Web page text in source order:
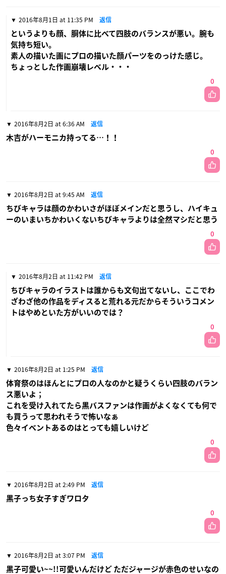
2016年8月1日 at 11:35 PM 返信
というよりも顔、胴体に比べて四肢のバランスが悪い。腕も
気持ち短い。
素人の描いた画にプロの描いた顔パーツをのっけた感じ。
ちょっとした作画崩壊レベル・・・
0
2016年8月2日 at 6:36 AM 返信
木吉がハーモニカ持ってる…！！
0
2016年8月2日 at 9:45 AM 返信
ちびキャラは顔のかわいさがほぼメインだと思うし、ハイキュ
ーのいまいちかわいくないちびキャラよりは全然マシだと思う
0
2016年8月2日 at 11:42 PM 返信
ちびキャラのイラストは誰からも文句出てないし、ここでわ
ざわざ他の作品をディスると荒れる元だからそういうコメン
トはやめといた方がいいのでは？
0
2016年8月2日 at 1:25 PM 返信
体育祭のはほんとにプロの人なのかと疑うくらい四肢のバラン
ス悪いよ；
これを受け入れてたら黒バスファンは作画がよくなくても何で
も買うって思われそうで怖いなぁ
色々イベントあるのはとっても嬉しいけど
0
2016年8月2日 at 2:49 PM 返信
黒子っち女子すぎワロタ
0
2016年8月2日 at 3:07 PM 返信
黒子可愛い~~!!可愛いんだけど ただジャージが赤色のせいなの